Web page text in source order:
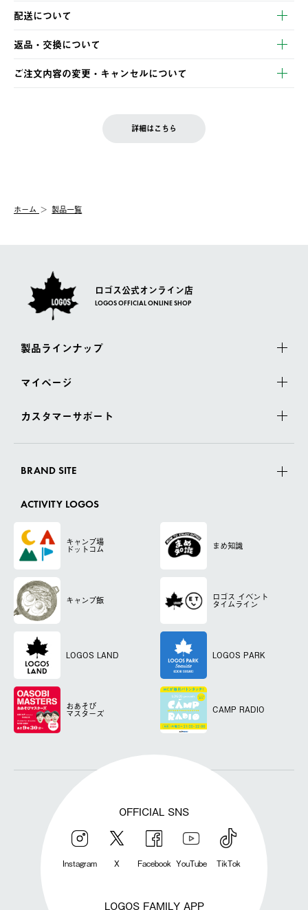
以下のいずれかの方法でお支払いいただけます。
・クレジットカード決済
・コンビニ決済
・Pay-easy決済
配送について
【発送スケジュール】
ご注文・ご入金完了より2営業日以内に商品を発送いたします。
土日祝の発送はございませんので、木曜日以降のご注文は週明け
の発送となる場合がございます。
【配送業者】
佐川急便にて配送されます。
返品・交換について
※お客様都合の場合
お客様都合の返品にかかる送料は、お客様ご負担とさせていただ
む）は受け付けておりません。
一度お手元の商品を返品いただき、ご希望商品を再注文してくだ
ご注文内容の変更・キャンセルについて
LOGOS FAMILY会員の方は、会員マイページ内 購入履歴画面に
詳細はこちら
ホーム 製品一覧
ロゴス公式オンライン店
LOGOS OFFICIAL ONLINE SHOP
製品ラインナップ
マイページ
カスタマーサポート
BRAND SITE
ACTIVITY LOGOS
キャンプ場
ドットコム まめ知識
キャンプ飯 ロゴス イベント
タイムライン
LOGOS LAND LOGOS PARK
おあそび
マスターズ CAMP RADIO
OFFICIAL SNS
Instagram X Facebook YouTube TikTok
LOGOS FAMILY APP